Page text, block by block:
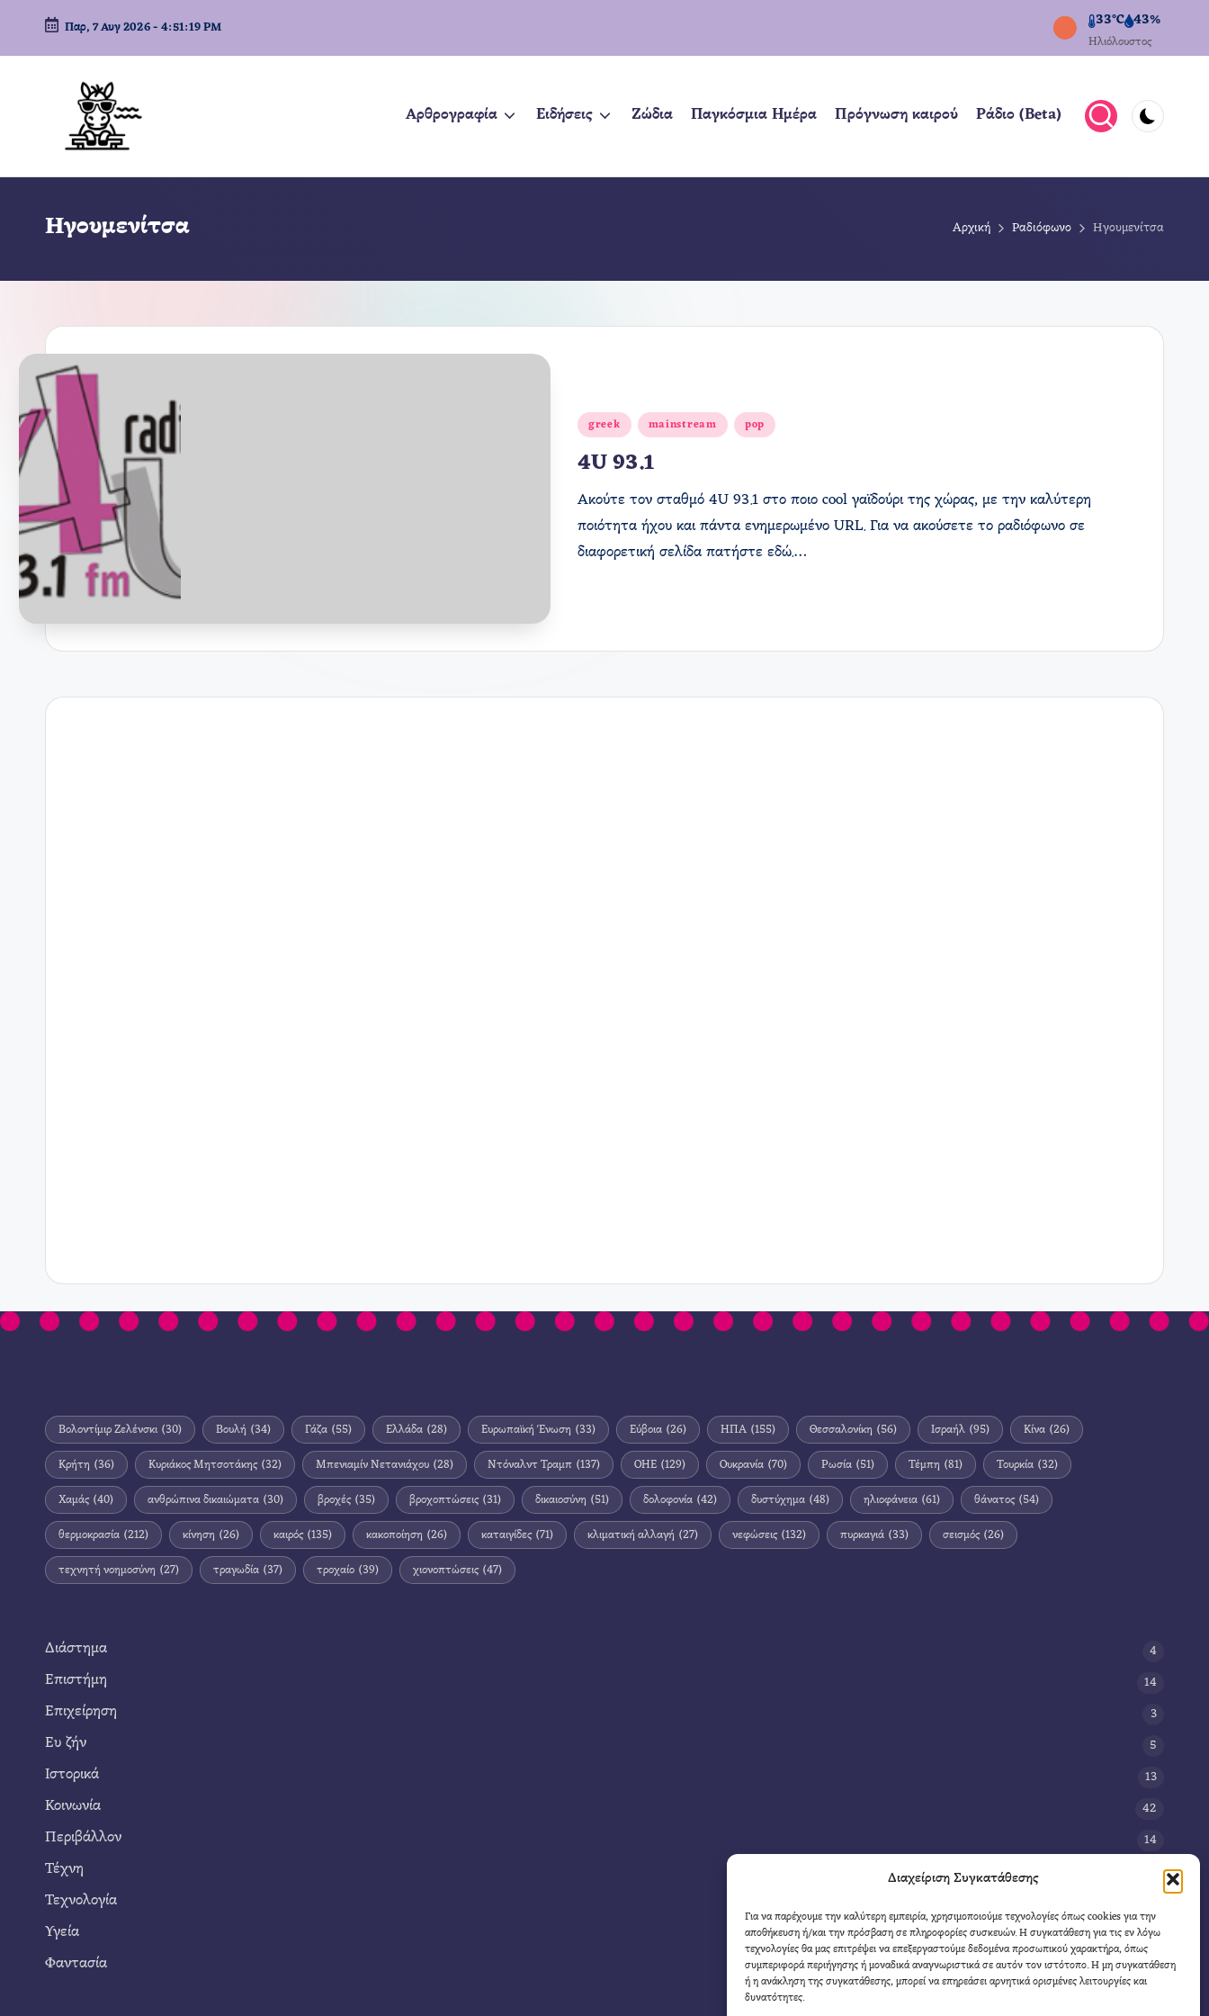
Διαχείριση Συγκατάθεσης
Για να παρέχουμε την καλύτερη εμπειρία, χρησιμοποιούμε τεχνολογίες όπως cookies για την
αποθήκευση ή/και την πρόσβαση σε πληροφορίες συσκευών. Η συγκατάθεση για τις εν λόγω
τεχνολογίες θα μας επιτρέψει να επεξεργαστούμε δεδομένα προσωπικού χαρακτήρα, όπως
συμπεριφορά περιήγησης ή μοναδικά αναγνωριστικά σε αυτόν τον ιστότοπο. Η μη συγκατάθεση
ή η ανάκληση της συγκατάθεσης, μπορεί να επηρεάσει αρνητικά ορισμένες λειτουργίες και
δυνατότητες.
περιεχόμενο
Παρ, 7 Αυγ 2026 - 4:51:20 PM
33°C 43%
Ηλιόλουστος
Αρθρογραφία Ειδήσεις Ζώδια Παγκόσμια Ημέρα Πρόγνωση καιρού Ράδιο (Beta)
Ηγουμενίτσα Αρχική Ραδιόφωνο Ηγουμενίτσα
Αναρτήθηκε
greek mainstream pop
4U 93.1
Ακούτε τον σταθμό 4U 93.1 στο ποιο cool γαϊδούρι της χώρας, με την καλύτερη
ποιότητα ήχου και πάντα ενημερωμένο URL. Για να ακούσετε το ραδιόφωνο σε
διαφορετική σελίδα πατήστε εδώ.…
Βολοντίμιρ Ζελένσκι (30) Βουλή (34) Γάζα (55) Ελλάδα (28) Ευρωπαϊκή Ένωση (33) Εύβοια (26) ΗΠΑ (155) Θεσσαλονίκη (56) Ισραήλ (95) Κίνα (26)
Κρήτη (36) Κυριάκος Μητσοτάκης (32) Μπενιαμίν Νετανιάχου (28) Ντόναλντ Τραμπ (137) ΟΗΕ (129) Ουκρανία (70) Ρωσία (51) Τέμπη (81) Τουρκία (32)
Χαμάς (40) ανθρώπινα δικαιώματα (30) βροχές (35) βροχοπτώσεις (31) δικαιοσύνη (51) δολοφονία (42) δυστύχημα (48) ηλιοφάνεια (61) θάνατος (54)
θερμοκρασία (212) κίνηση (26) καιρός (135) κακοποίηση (26) καταιγίδες (71) κλιματική αλλαγή (27) νεφώσεις (132) πυρκαγιά (33) σεισμός (26)
τεχνητή νοημοσύνη (27) τραγωδία (37) τροχαίο (39) χιονοπτώσεις (47)
Διάστημα 4
Επιστήμη 14
Επιχείρηση 3
Ευ ζήν 5
Ιστορικά 13
Κοινωνία 42
Περιβάλλον 14
Τέχνη
Τεχνολογία
Υγεία 11
Φαντασία 4